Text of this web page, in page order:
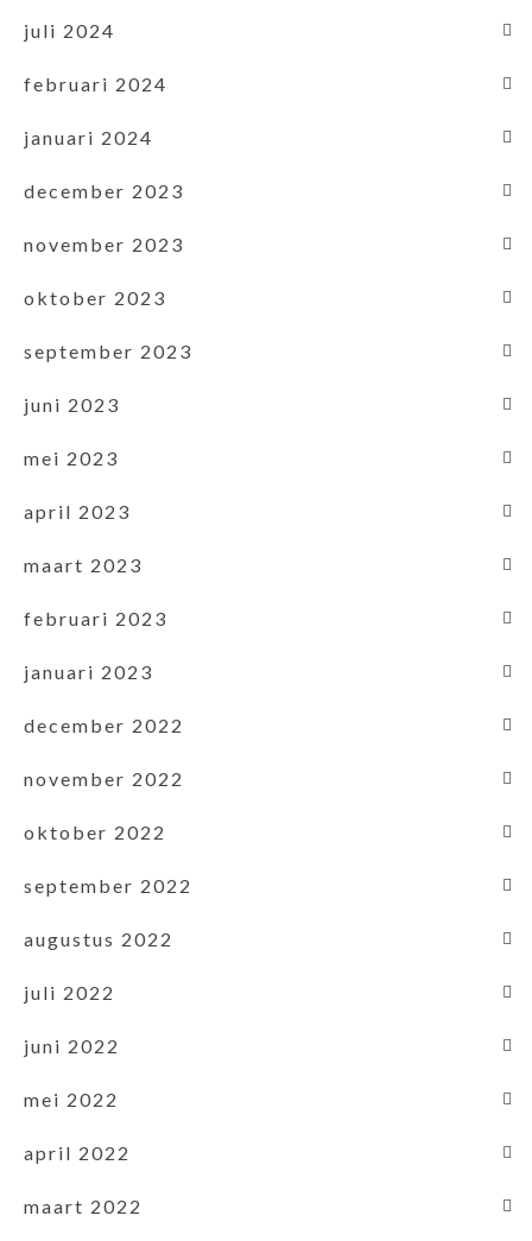
juli 2024
februari 2024
januari 2024
december 2023
november 2023
oktober 2023
september 2023
juni 2023
mei 2023
april 2023
maart 2023
februari 2023
januari 2023
december 2022
november 2022
oktober 2022
september 2022
augustus 2022
juli 2022
juni 2022
mei 2022
april 2022
maart 2022